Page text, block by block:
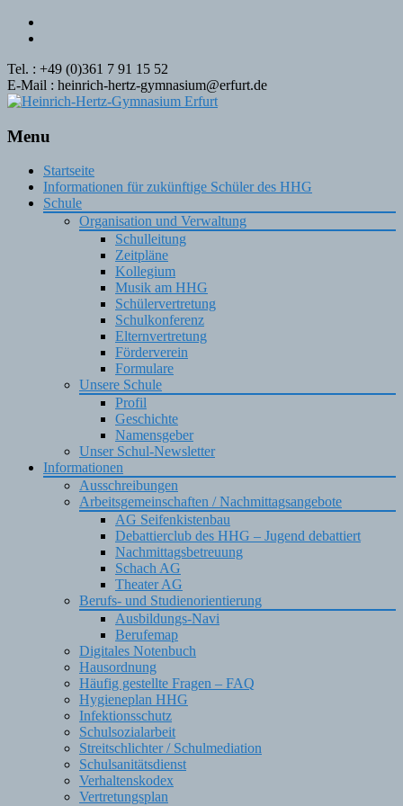
Tel. : +49 (0)361 7 91 15 52
E-Mail : heinrich-hertz-gymnasium@erfurt.de
Menu
Skip
content
Startseite
Informationen für zukünftige Schüler des HHG
Schule
Organisation und Verwaltung
Schulleitung
Zeitpläne
Kollegium
Musik am HHG
Schülervertretung
Schulkonferenz
Elternvertretung
Förderverein
Formulare
Unsere Schule
Profil
Geschichte
Namensgeber
Unser Schul-Newsletter
Informationen
Ausschreibungen
Arbeitsgemeinschaften / Nachmittagsangebote
AG Seifenkistenbau
Debattierclub des HHG – Jugend debattiert
Nachmittagsbetreuung
Schach AG
Theater AG
Berufs- und Studienorientierung
Ausbildungs-Navi
Berufemap
Digitales Notenbuch
Hausordnung
Häufig gestellte Fragen – FAQ
Hygieneplan HHG
Infektionsschutz
Schulsozialarbeit
Streitschlichter / Schulmediation
Schulsanitätsdienst
Verhaltenskodex
Vertretungsplan